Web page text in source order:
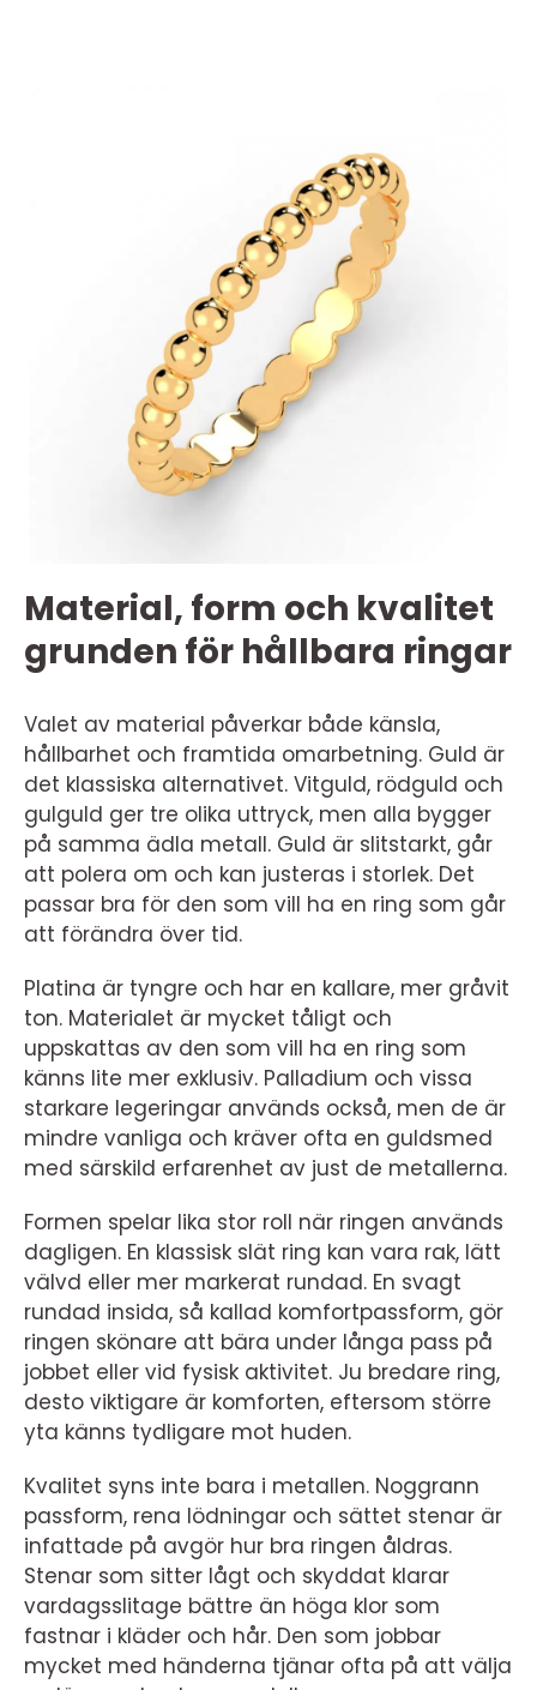
Material, form och kvalitet
grunden för hållbara ringar
Valet av material påverkar både känsla,
hållbarhet och framtida omarbetning. Guld är
det klassiska alternativet. Vitguld, rödguld och
gulguld ger tre olika uttryck, men alla bygger
på samma ädla metall. Guld är slitstarkt, går
att polera om och kan justeras i storlek. Det
passar bra för den som vill ha en ring som går
att förändra över tid.
Platina är tyngre och har en kallare, mer gråvit
ton. Materialet är mycket tåligt och
uppskattas av den som vill ha en ring som
känns lite mer exklusiv. Palladium och vissa
starkare legeringar används också, men de är
mindre vanliga och kräver ofta en guldsmed
med särskild erfarenhet av just de metallerna.
Formen spelar lika stor roll när ringen används
dagligen. En klassisk slät ring kan vara rak, lätt
välvd eller mer markerat rundad. En svagt
rundad insida, så kallad komfortpassform, gör
ringen skönare att bära under långa pass på
jobbet eller vid fysisk aktivitet. Ju bredare ring,
desto viktigare är komforten, eftersom större
yta känns tydligare mot huden.
Kvalitet syns inte bara i metallen. Noggrann
passform, rena lödningar och sättet stenar är
infattade på avgör hur bra ringen åldras.
Stenar som sitter lågt och skyddat klarar
vardagsslitage bättre än höga klor som
fastnar i kläder och hår. Den som jobbar
mycket med händerna tjänar ofta på att välja